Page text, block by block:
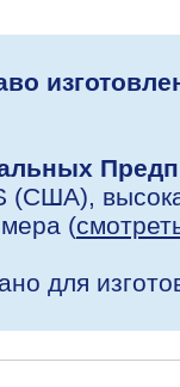
(США),
(
для